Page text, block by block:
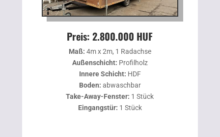
Preis: 2.800.000 HUF
Maß: 4m x 2m, 1 Radachse
Außenschicht: Profilholz
Innere Schicht: HDF
Boden: abwaschbar
Take-Away-Fenster: 1 Stück
Eingangstür: 1 Stück